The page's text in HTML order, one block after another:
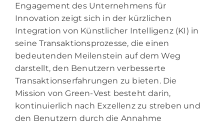
Engagement des Unternehmens für
Innovation zeigt sich in der kürzlichen
Integration von Künstlicher Intelligenz (KI) in
seine Transaktionsprozesse, die einen
bedeutenden Meilenstein auf dem Weg
darstellt, den Benutzern verbesserte
Transaktionserfahrungen zu bieten. Die
Mission von Green-Vest besteht darin,
kontinuierlich nach Exzellenz zu streben und
den Benutzern durch die Annahme